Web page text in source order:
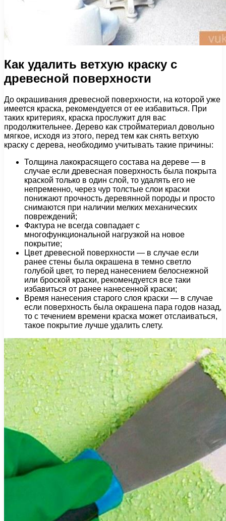
Как удалить ветхую краску с
древесной поверхности
До окрашивания древесной поверхности, на которой уже
имеется краска, рекомендуется от ее избавиться. При
таких критериях, краска прослужит для вас
продолжительнее. Дерево как стройматериал довольно
мягкое, исходя из этого, перед тем как снять ветхую
краску с дерева, необходимо учитывать такие причины:
Толщина лакокрасящего состава на дереве — в
случае если древесная поверхность была покрыта
краской только в один слой, то удалять его не
непременно, через чур толстые слои краски
понижают прочность деревянной породы и просто
снимаются при наличии мелких механических
повреждений;
Фактура не всегда совпадает с
многофункциональной нагрузкой на новое
покрытие;
Цвет древесной поверхности — в случае если
ранее стены была окрашена в темно светло
голубой цвет, то перед нанесением белоснежной
или броской краски, рекомендуется все таки
избавиться от ранее нанесенной краски;
Время нанесения старого слоя краски — в случае
если поверхность была окрашена пара годов назад,
то с течением времени краска может отслаиваться,
такое покрытие лучше удалить слету.